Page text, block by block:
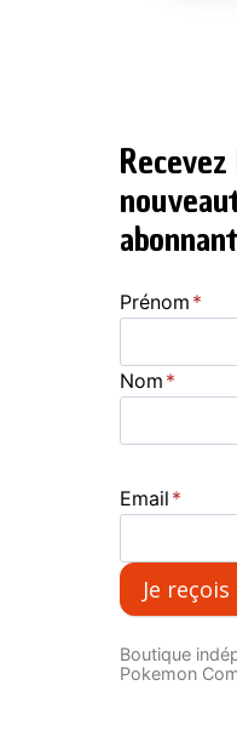
Prénom *
Nom *
Email *
Je
Boutique
Pokemon